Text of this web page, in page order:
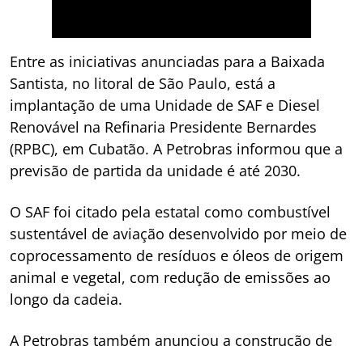
Entre as iniciativas anunciadas para a Baixada
Santista, no litoral de São Paulo, está a
implantação de uma Unidade de SAF e Diesel
Renovável na Refinaria Presidente Bernardes
(RPBC), em Cubatão. A Petrobras informou que a
previsão de partida da unidade é até 2030.
O SAF foi citado pela estatal como combustível
sustentável de aviação desenvolvido por meio de
coprocessamento de resíduos e óleos de origem
animal e vegetal, com redução de emissões ao
longo da cadeia.
A Petrobras também anunciou a construção de